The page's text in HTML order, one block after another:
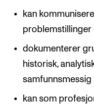
kan
dokumenterer
historisk,
kan som